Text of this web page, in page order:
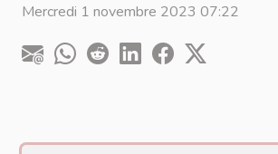
Mercredi 1 novembre 2023 07:22